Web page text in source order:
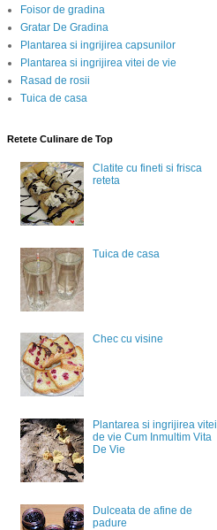
Foisor de gradina
Gratar De Gradina
Plantarea si ingrijirea capsunilor
Plantarea si ingrijirea vitei de vie
Rasad de rosii
Tuica de casa
Retete Culinare de Top
Clatite cu fineti si frisca
reteta
Tuica de casa
Chec cu visine
Plantarea si ingrijirea vitei
de vie Cum Inmultim Vita
De Vie
Dulceata de afine de
padure